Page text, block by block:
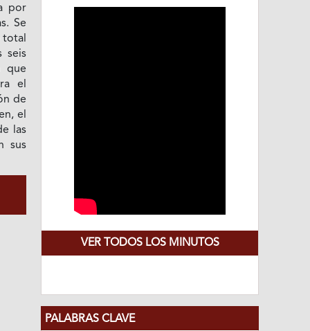
por
Se
seis
que
el
de
el
las
sus
VER TODOS LOS MINUTOS
PALABRAS CLAVE